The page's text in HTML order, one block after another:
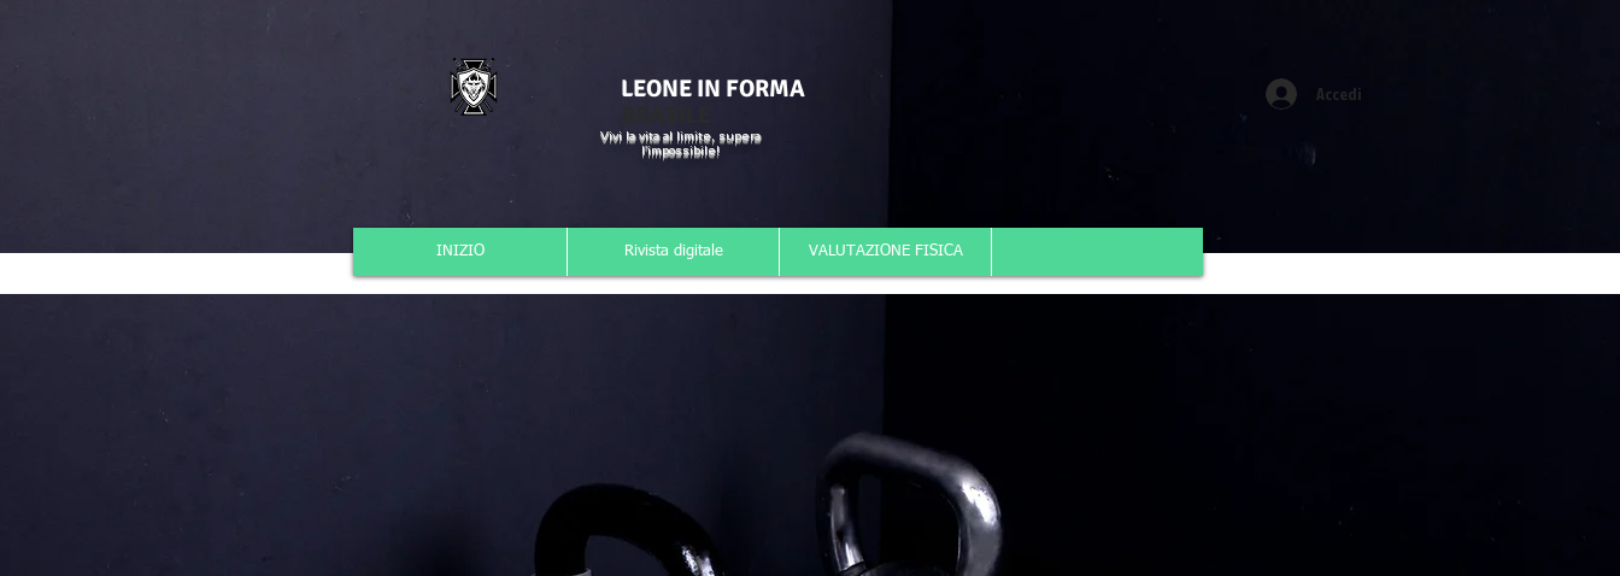
LEONE IN FORMA
Vivi la vita al limite, supera
l'impossibile!
Accedi
INIZIO Rivista digitale VALUTAZIONE FISICA